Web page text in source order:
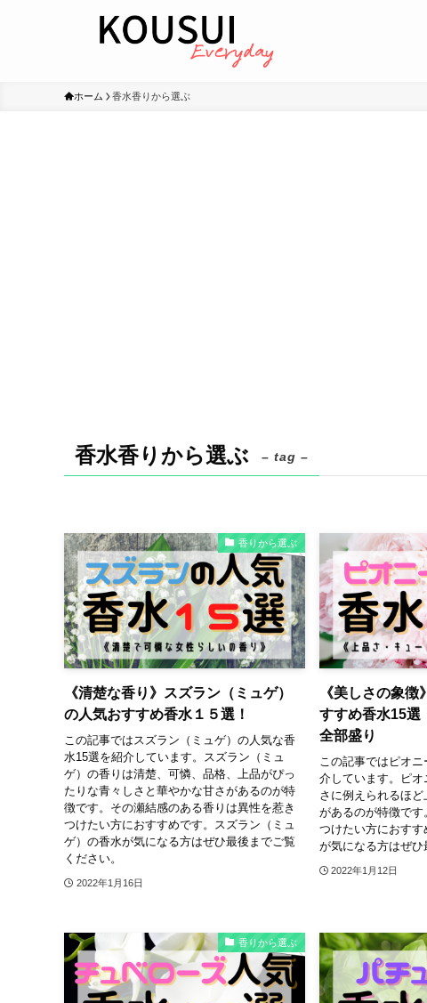
ホーム 香水香りから選ぶ
香水香りから選ぶ – tag –
香りから選ぶ
《清楚な香り》スズラン（ミュゲ）
の人気おすすめ香水１５選！
この記事ではスズラン（ミュゲ）の人気な香
水15選を紹介しています。スズラン（ミュ
ゲ）の香りは清楚、可憐、品格、上品がぴっ
たりな青々しさと華やかな甘さがあるのが特
徴です。その瀬結感のある香りは異性を惹き
つけたい方におすすめです。スズラン（ミュ
ゲ）の香水が気になる方はぜひ最後までご覧
ください。
2022年1月16日
《美しさの象
すすめ香水15選
全部盛り
この記事ではピオ
介しています。ピ
さに例えられるほ
があるのが特徴です
つけたい方におす
が気になる方はぜひ
2022年1月12日
香りから選ぶ